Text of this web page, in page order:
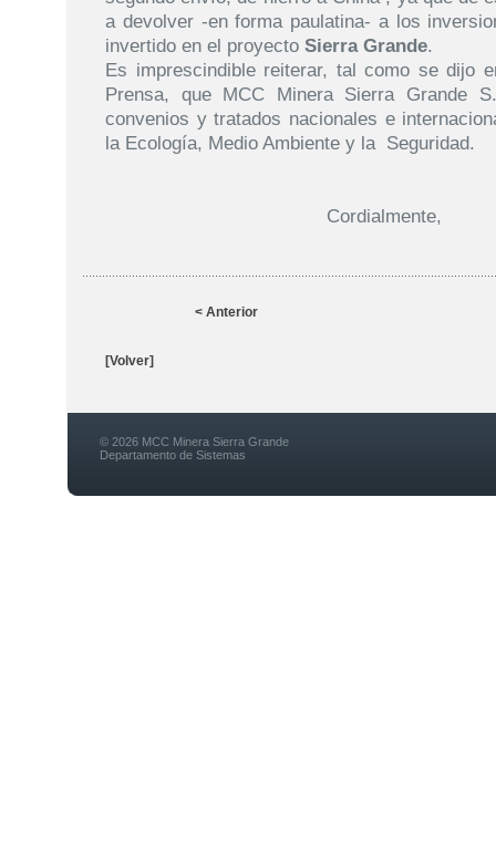
a devolver -en forma paulatina- a los
invertido en el proyecto Sierra Grande.
Es imprescindible reiterar, tal como se dijo
Prensa, que MCC Minera Sierra Grande
convenios y tratados nacionales e
la Ecología, Medio Ambiente y la Seguridad.
Cordialmente,
< Anterior
[Volver]
© 2026 MCC Minera Sierra Grande
Departamento de Sistemas